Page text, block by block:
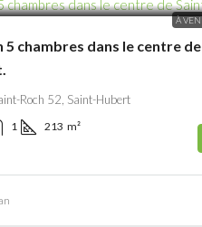
À
5 chambres dans le centre
Roch 52, Saint-Hubert
1 213 m²